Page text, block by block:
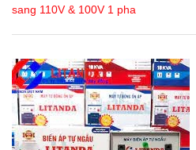
sang 110V & 100V 1 pha